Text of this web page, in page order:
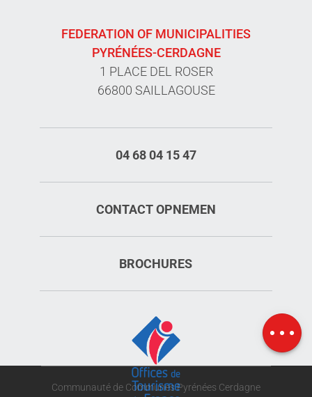
Kaart
FEDERATION OF MUNICIPALITIES
PYRÉNÉES-CERDAGNE
1 PLACE DEL ROSER
66800 SAILLAGOUSE
04 68 04 15 47
CONTACT OPNEMEN
BROCHURES
Communauté de Communes Pyrénées Cerdagne